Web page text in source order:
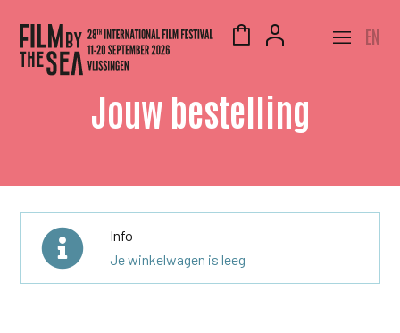
EN
Jouw bestelling
Info
Je winkelwagen is leeg